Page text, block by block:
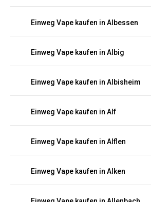
Einweg Vape kaufen in Albessen
Einweg Vape kaufen in Albig
Einweg Vape kaufen in Albisheim
Einweg Vape kaufen in Alf
Einweg Vape kaufen in Alflen
Einweg Vape kaufen in Alken